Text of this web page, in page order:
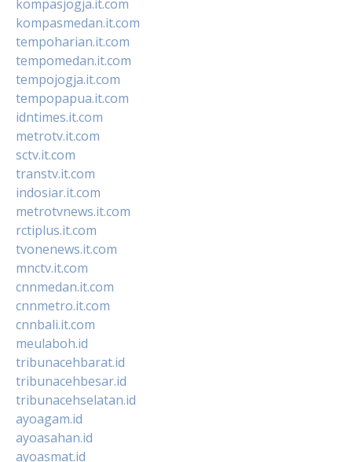
kompasjogja.it.com
kompasmedan.it.com
tempoharian.it.com
tempomedan.it.com
tempojogja.it.com
tempopapua.it.com
idntimes.it.com
metrotv.it.com
sctv.it.com
transtv.it.com
indosiar.it.com
metrotvnews.it.com
rctiplus.it.com
tvonenews.it.com
mnctv.it.com
cnnmedan.it.com
cnnmetro.it.com
cnnbali.it.com
meulaboh.id
tribunacehbarat.id
tribunacehbesar.id
tribunacehselatan.id
ayoagam.id
ayoasahan.id
ayoasmat.id